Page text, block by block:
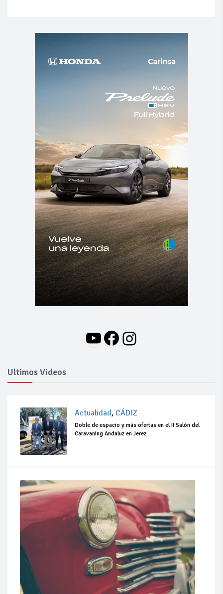
YouTube
Facebook
Instagram
Ultimos Videos
Actualidad, CÁDIZ
Doble de espacio y más ofertas en el II Salón del
Caravaning Andaluz en Jerez